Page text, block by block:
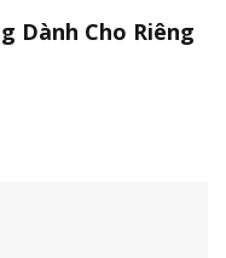
Dành Cho Riêng